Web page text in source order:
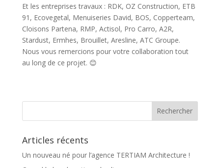
Et les entreprises travaux : RDK, OZ Construction, ETB
91, Ecovegetal, Menuiseries David, BOS, Copperteam,
Cloisons Partena, RMP, Actisol, Pro Carro, A2R,
Stardust, Ermhes, Brouillet, Aresline, ATC Groupe.
Nous vous remercions pour votre collaboration tout
au long de ce projet. 😊
Articles récents
Un nouveau né pour l’agence TERTIAM Architecture !